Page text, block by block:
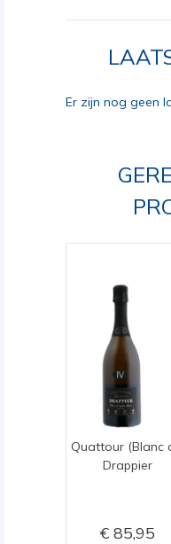
Er zijn nog geen
Drappier
85,95